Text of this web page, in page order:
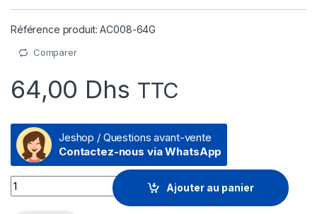
Référence produit: AC008-64G
Comparer
64,00 Dhs TTC
Jeshop / Questions avant-vente
Contactez-nous via WhatsApp
Clé USB 2.0 ADATA 64Go plastic Noir (AC008-64G) quantity
Ajouter au panier